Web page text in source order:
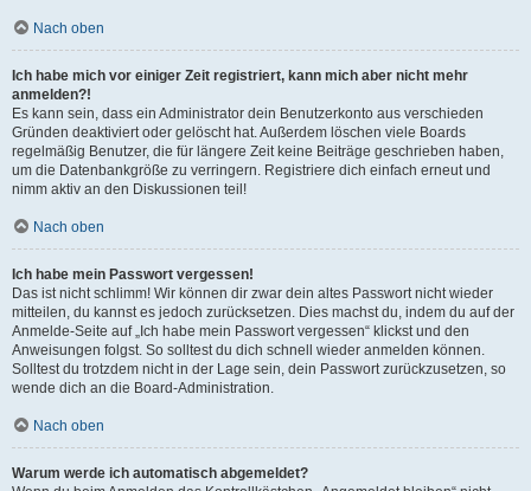
Nach oben
Ich habe mich vor einiger Zeit registriert, kann mich aber nicht mehr
anmelden?!
Es kann sein, dass ein Administrator dein Benutzerkonto aus verschieden
Gründen deaktiviert oder gelöscht hat. Außerdem löschen viele Boards
regelmäßig Benutzer, die für längere Zeit keine Beiträge geschrieben haben,
um die Datenbankgröße zu verringern. Registriere dich einfach erneut und
nimm aktiv an den Diskussionen teil!
Nach oben
Ich habe mein Passwort vergessen!
Das ist nicht schlimm! Wir können dir zwar dein altes Passwort nicht wieder
mitteilen, du kannst es jedoch zurücksetzen. Dies machst du, indem du auf der
Anmelde-Seite auf „Ich habe mein Passwort vergessen“ klickst und den
Anweisungen folgst. So solltest du dich schnell wieder anmelden können.
Solltest du trotzdem nicht in der Lage sein, dein Passwort zurückzusetzen, so
wende dich an die Board-Administration.
Nach oben
Warum werde ich automatisch abgemeldet?